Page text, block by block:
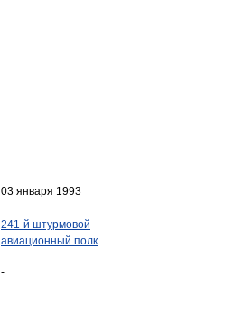
03 января 1993
241-й штурмовой
авиационный полк
-